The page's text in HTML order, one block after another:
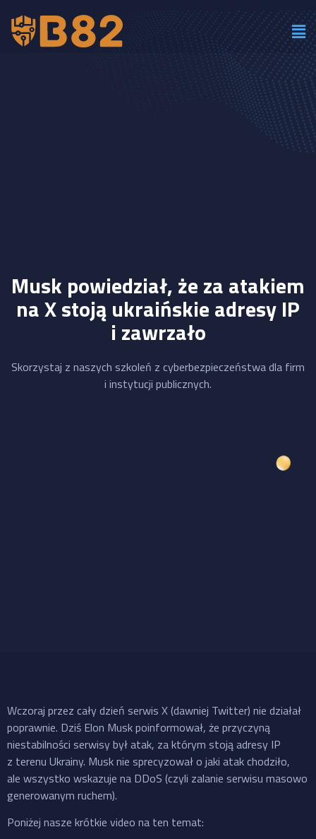
Musk powiedział, że za atakiem
na X stoją ukraińskie adresy IP
i zawrzało
Skorzystaj z naszych szkoleń z cyberbezpieczeństwa dla firm
i instytucji publicznych.
Wczoraj przez cały dzień serwis X (dawniej Twitter) nie działał
poprawnie. Dziś Elon Musk poinformował, że przyczyną
niestabilności serwisy był atak, za którym stoją adresy IP
z terenu Ukrainy. Musk nie sprecyzował o jaki atak chodziło,
ale wszystko wskazuje na DDoS (czyli zalanie serwisu masowo
generowanym ruchem).
Poniżej nasze krótkie video na ten temat: